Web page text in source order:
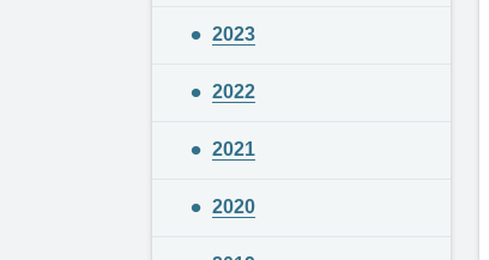
2023
2022
2021
2020